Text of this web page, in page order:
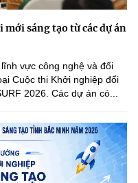
sáng tạo từ các dự án
vực công nghệ và đổi
Cuộc thi Khởi nghiệp đổi
2026. Các dự án có...